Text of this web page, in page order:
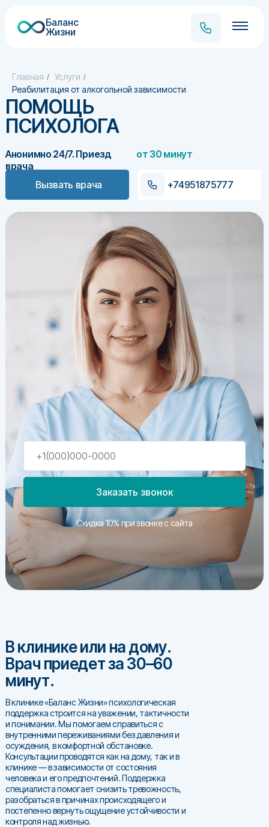
Жизни
Баланс
Главная / Услуги /
Реабилитация от алкогольной зависимости
ПОМОЩЬ
ПСИХОЛОГА
от 30 минут
Анонимно 24/7. Приезд
врача
Вызвать врача
+74951875777
Заказать звонок
Скидка 10% при звонке с сайта
В клинике «Баланс Жизни» психологическая
поддержка строится на уважении, тактичности
и понимании. Мы помогаем справиться с
внутренними переживаниями без давления и
осуждения, в комфортной обстановке.
Консультации проводятся как на дому, так и в
клинике — в зависимости от состояния
человека и его предпочтений. Поддержка
специалиста помогает снизить тревожность,
разобраться в причинах происходящего и
постепенно вернуть ощущение устойчивости и
контроля над жизнью.
В клинике или на дому.
Врач приедет за 30–60
минут.